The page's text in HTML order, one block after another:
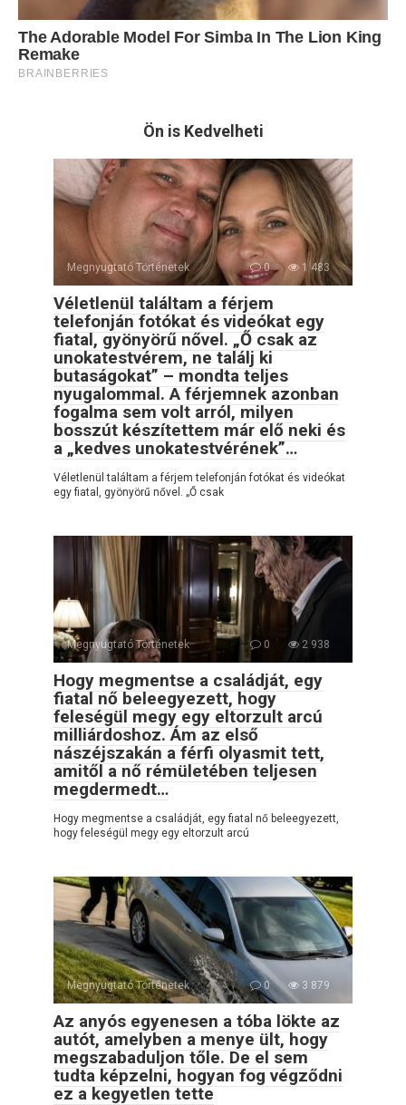
Ön is Kedvelheti
Megnyugtató Történetek 0 1 483
Véletlenül találtam a férjem
telefonján fotókat és videókat egy
fiatal, gyönyörű nővel. „Ő csak az
unokatestvérem, ne találj ki
butaságokat” – mondta teljes
nyugalommal. A férjemnek azonban
fogalma sem volt arról, milyen
bosszút készítettem már elő neki és
a „kedves unokatestvérének”…
Véletlenül találtam a férjem telefonján fotókat és videókat
egy fiatal, gyönyörű nővel. „Ő csak
Megnyugtató Történetek 0 2 938
Hogy megmentse a családját, egy
fiatal nő beleegyezett, hogy
feleségül megy egy eltorzult arcú
milliárdoshoz. Ám az első
nászéjszakán a férfi olyasmit tett,
amitől a nő rémületében teljesen
megdermedt…
Hogy megmentse a családját, egy fiatal nő beleegyezett,
hogy feleségül megy egy eltorzult arcú
Megnyugtató Történetek 0 3 879
Az anyós egyenesen a tóba lökte az
autót, amelyben a menye ült, hogy
megszabaduljon tőle. De el sem
tudta képzelni, hogyan fog végződni
ez a kegyetlen tette